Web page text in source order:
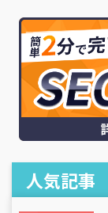
人気記事